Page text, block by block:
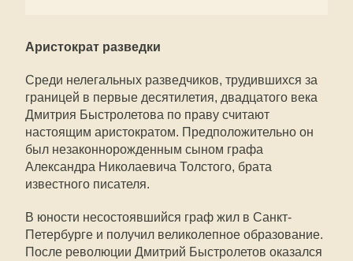
Аристократ разведки
Среди нелегальных разведчиков, трудившихся за
границей в первые десятилетия, двадцатого века
Дмитрия Быстролетова по праву считают
настоящим аристократом. Предположительно он
был незаконнорожденным сыном графа
Александра Николаевича Толстого, брата
известного писателя.
В юности несостоявшийся граф жил в Санкт-
Петербурге и получил великолепное образование.
После революции Дмитрий Быстролетов оказался